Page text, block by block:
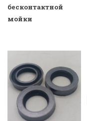
бесконтактной
мойки